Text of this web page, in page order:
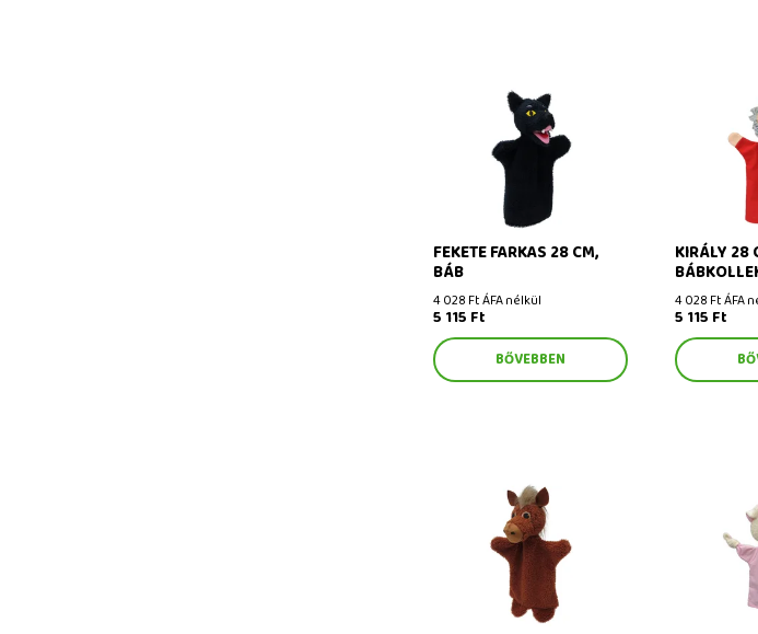
Fekete farkas 28 cm, báb
FEKETE FARKAS 28 CM,
BÁB
4 028 Ft ÁFA nélkül
5 115 Ft
BŐVEBBEN
Király 28
KIRÁLY 28
4 028 Ft ÁFA
5 115 Ft
Ló 30 cm, báb Malacka 29